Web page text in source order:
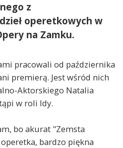
z
operetkowych w
na Zamku.
pracowali od października
premierą. Jest wśród nich
Aktorskiego Natalia
w roli Idy.
bo akurat "Zemsta
bardzo piękna